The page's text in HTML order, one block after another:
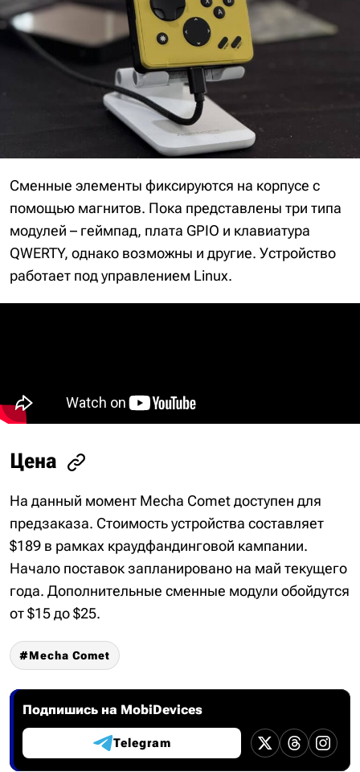
Сменные элементы фиксируются на корпусе с
помощью магнитов. Пока представлены три типа
модулей – геймпад, плата GPIO и клавиатура
QWERTY, однако возможны и другие. Устройство
работает под управлением Linux.
Цена
На данный момент Mecha Comet доступен для
предзаказа. Стоимость устройства составляет
$189 в рамках краудфандинговой кампании.
Начало поставок запланировано на май текущего
года. Дополнительные сменные модули обойдутся
от $15 до $25.
Mecha Comet
Подпишись на MobiDevices
Telegram